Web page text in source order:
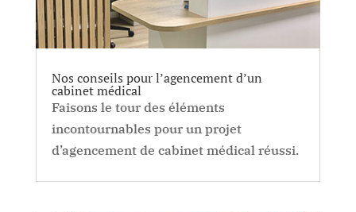
Nos conseils pour l’agencement d’un
cabinet médical
Faisons le tour des éléments
incontournables pour un projet
d’agencement de cabinet médical réussi.